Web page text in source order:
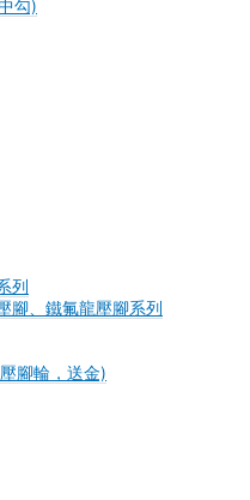
勾)
列
腳、鐵氟龍壓腳系列
腳輪，送金)